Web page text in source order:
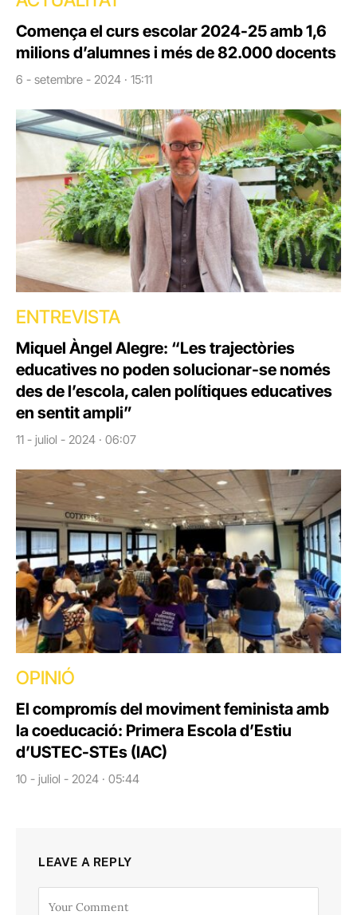
Comença el curs escolar 2024-25 amb 1,6
milions d’alumnes i més de 82.000 docents
6 - setembre - 2024 · 15:11
ENTREVISTA
Miquel Àngel Alegre: “Les trajectòries
educatives no poden solucionar-se només
des de l’escola, calen polítiques educatives
en sentit ampli”
11 - juliol - 2024 · 06:07
OPINIÓ
El compromís del moviment feminista amb
la coeducació: Primera Escola d’Estiu
d’USTEC-STEs (IAC)
10 - juliol - 2024 · 05:44
LEAVE A REPLY